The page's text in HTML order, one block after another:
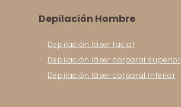
Depilación Hombre
Depilación láser facial
Depilación láser corporal superior
Depilación láser corporal inferior